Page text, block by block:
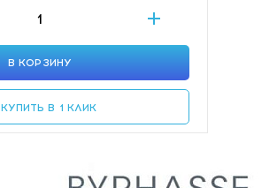
В КОРЗИНУ
КУПИТЬ В 1 КЛИК